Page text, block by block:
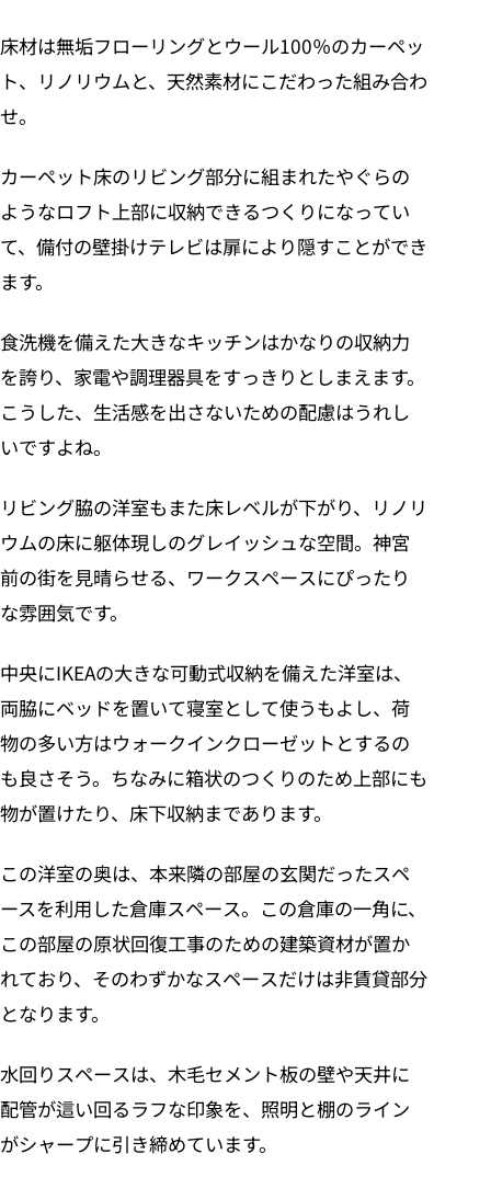
床材は無垢フローリングとウール100％のカーペッ
ト、リノリウムと、天然素材にこだわった組み合わ
せ。
カーペット床のリビング部分に組まれたやぐらの
ようなロフト上部に収納できるつくりになってい
て、備付の壁掛けテレビは扉により隠すことができ
ます。
食洗機を備えた大きなキッチンはかなりの収納力
を誇り、家電や調理器具をすっきりとしまえます。
こうした、生活感を出さないための配慮はうれし
いですよね。
リビング脇の洋室もまた床レベルが下がり、リノリ
ウムの床に躯体現しのグレイッシュな空間。神宮
前の街を見晴らせる、ワークスペースにぴったり
な雰囲気です。
中央にIKEAの大きな可動式収納を備えた洋室は、
両脇にベッドを置いて寝室として使うもよし、荷
物の多い方はウォークインクローゼットとするの
も良さそう。ちなみに箱状のつくりのため上部にも
物が置けたり、床下収納まであります。
この洋室の奥は、本来隣の部屋の玄関だったスペ
ースを利用した倉庫スペース。この倉庫の一角に、
この部屋の原状回復工事のための建築資材が置か
れており、そのわずかなスペースだけは非賃貸部分
となります。
水回りスペースは、木毛セメント板の壁や天井に
配管が這い回るラフな印象を、照明と棚のライン
がシャープに引き締めています。